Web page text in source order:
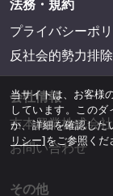
法務・規約
プライバシーポ
反社会的勢力排
会社情報
吉本興業株式会社
お問い合わせ
その他
当サイトは、お客様
しています。この
か、詳細を確認した
リシー]をご参照くだ